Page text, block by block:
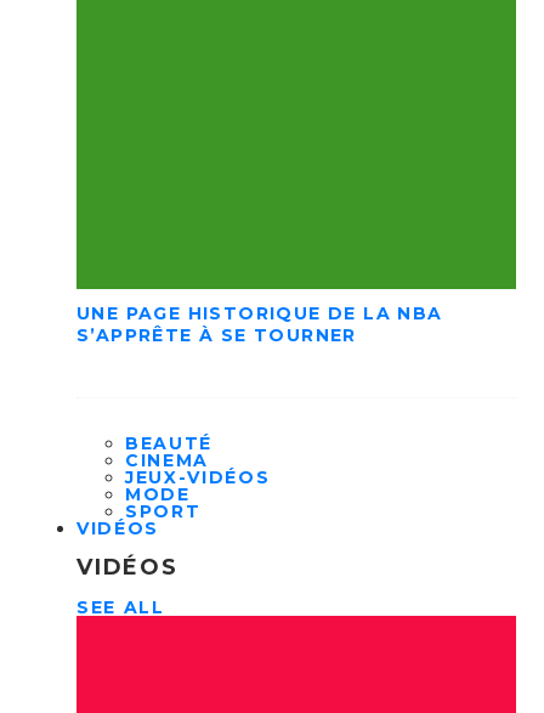
UNE PAGE HISTORIQUE DE LA NBA
S’APPRÊTE À SE TOURNER
BEAUTÉ
CINEMA
JEUX-VIDÉOS
MODE
SPORT
VIDÉOS
VIDÉOS
SEE ALL